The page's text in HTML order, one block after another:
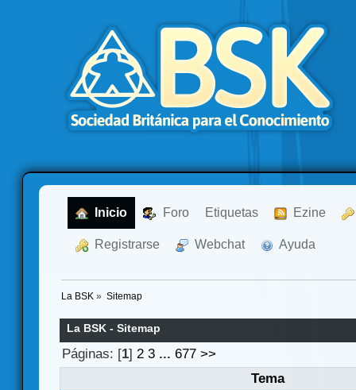
Inicio Foro Etiquetas Ezine
Registrarse Webchat Ayuda
La BSK » Sitemap
La BSK - Sitemap
Páginas: [1]2 3 ...677 >>
Tema